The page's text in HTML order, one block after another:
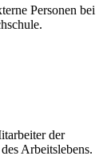
Personen bei
der
Arbeitslebens.